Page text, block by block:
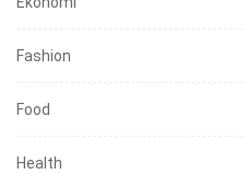
Fashion
Food
Health